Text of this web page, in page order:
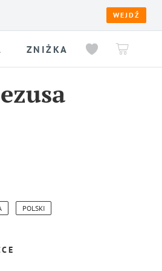
WEJDŹ
ZNIŻKA
POLSKI